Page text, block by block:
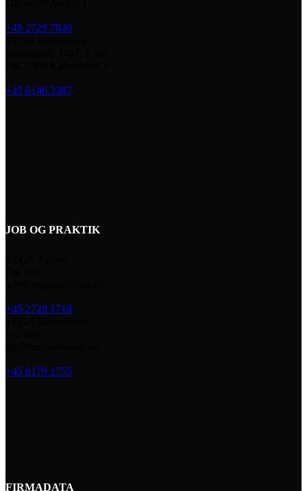
+45 2729 7840
+45 6146 3387
JOB OG PRAKTIK
+45 2728 1718
+45 6179 1755
FIRMADATA